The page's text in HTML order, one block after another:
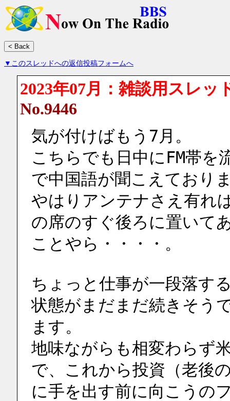
▼このスレッドへの返信投稿フォームへ
2023年07月：雑談用スレッ
No.9446
気が付けばもう7月。
こちらでも日中にFM帯を
で中国語が聞こえており
やはりアンテナさえ有れ
の席のすぐ後ろに置いて
ことやら・・・・。
ちょっと仕事が一段落す
状態がまだまだ続きそう
ます。
地味ながらも相変わらず
で、これから投資（老後
に手を出す前に向こうの